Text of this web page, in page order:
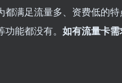
足流量多、资费低的特
能都没有。 如有流量卡